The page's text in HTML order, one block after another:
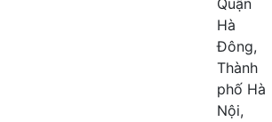
Quận
Hà
Đông,
Thành
phố Hà
Nội,